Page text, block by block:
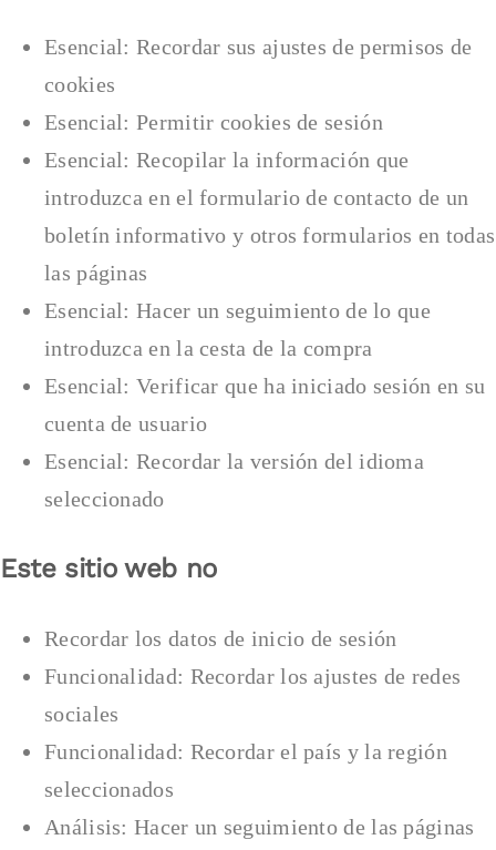
Esencial: Recordar sus ajustes de permisos de
cookies
Esencial: Permitir cookies de sesión
Esencial: Recopilar la información que
introduzca en el formulario de contacto de un
boletín informativo y otros formularios en todas
las páginas
Esencial: Hacer un seguimiento de lo que
introduzca en la cesta de la compra
Esencial: Verificar que ha iniciado sesión en su
cuenta de usuario
Esencial: Recordar la versión del idioma
seleccionado
Este sitio web no
Recordar los datos de inicio de sesión
Funcionalidad: Recordar los ajustes de redes
sociales
Funcionalidad: Recordar el país y la región
seleccionados
Análisis: Hacer un seguimiento de las páginas